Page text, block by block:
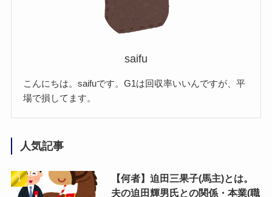
saifu
こんにちは。saifuです。G1は回収率いいんですが、平
場で損してます。
人気記事
【何者】迫田三果子(馬主)とは。
夫の迫田輝男氏との関係・本業(職